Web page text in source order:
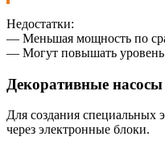
Недостатки:
— Меньшая мощность по
— Могут повышать
Декоративные
Для создания специальных
через электронные блоки.